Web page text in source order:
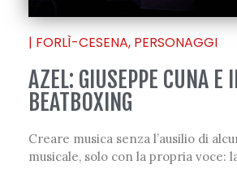
| FORLÌ-CESENA, PERSONAGGI
AZEL: GIUSEPPE CUNA E
BEATBOXING
Creare musica senza l’ausilio di
musicale, solo con la propria voce: